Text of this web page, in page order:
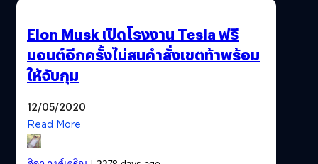
Elon Musk เปิดโรงงาน Tesla ฟรี
มอนต์อีกครั้งไม่สนคำสั่งเขตท้าพร้อม
ให้จับกุม
12/05/2020
Read More